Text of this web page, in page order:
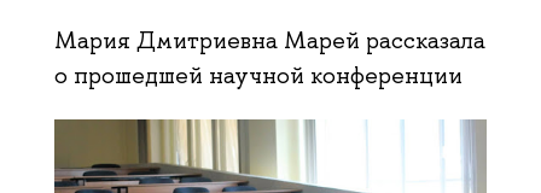
Мария Дмитриевна Марей рассказала
о прошедшей научной конференции